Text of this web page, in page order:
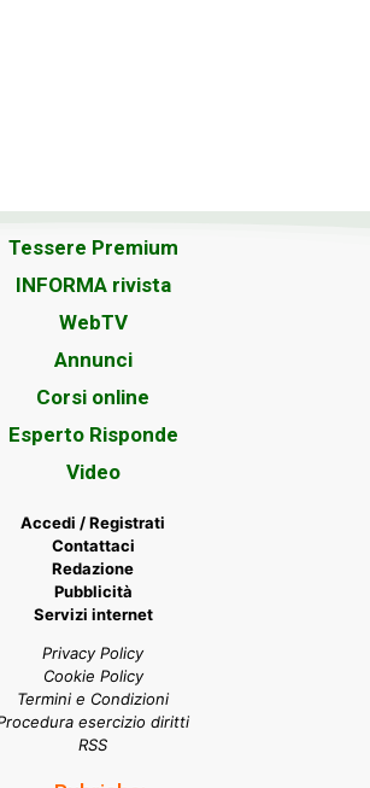
Tessere Premium
INFORMA rivista
WebTV
Annunci
Corsi online
Esperto Risponde
Video
Accedi / Registrati
Contattaci
Redazione
Pubblicità
Servizi internet
Privacy Policy
Cookie Policy
Termini e Condizioni
esercizio diritti
RSS